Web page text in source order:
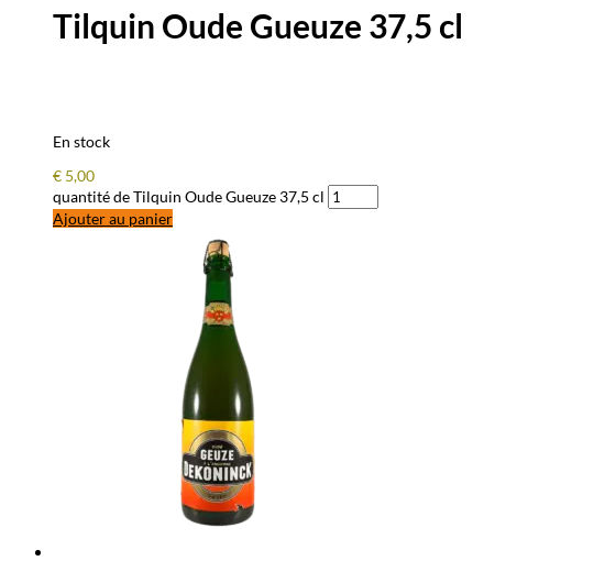
Tilquin Oude Gueuze 37,5 cl
En stock
€ 5,00
quantité de Tilquin Oude Gueuze 37,5 cl
Ajouter au panier